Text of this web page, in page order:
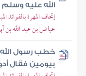
الله عليه
إتحاف المهرة
عياض بن عبد الله بن
خطب رسول
بيومين فقال